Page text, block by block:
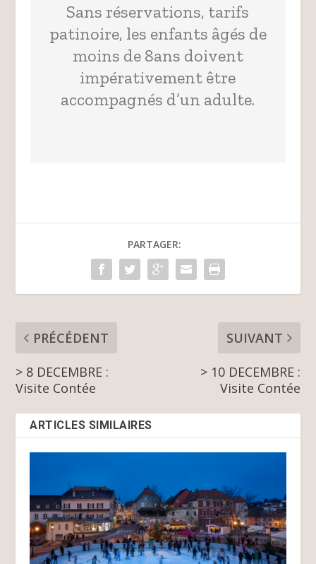
Sans réservations, tarifs
patinoire, les enfants âgés de
moins de 8ans doivent
impérativement être
accompagnés d’un adulte.
PARTAGER:
PRÉCÉDENT
> 8 DECEMBRE :
Visite Contée
SUIVANT
> 10 DECEMBRE :
Visite Contée
ARTICLES SIMILAIRES